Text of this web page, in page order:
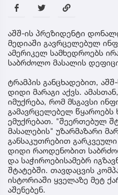
აშშ-ის პრეზიდენტი
მედიაში გავრცელებულ
ამერიკელ სამხედროებს
საბრძოლო მასალის
ტრამპის განცხადებით,
დიდი მარაგი აქვს.
იმუქრება, რომ მსგავსი
გამავრცელებელ წყაროებს
ემუქრებათ. "შეერთებულ
მასალების" უზარმაზარი
განსაკუთრებით
დიდი რაოდენობით
და საჭიროებისამებრ
შტატებში. თავდაცვის
ისტორიაში ყველაზე მეტ
აშენებენ.